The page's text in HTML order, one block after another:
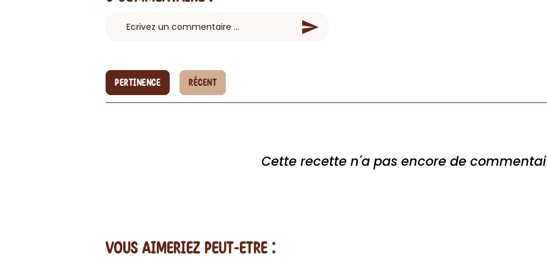
PERTINENCE RÉCENT
Cette recette n'a pas encore de
vous AIMERiEZ PEUT-ETRE :